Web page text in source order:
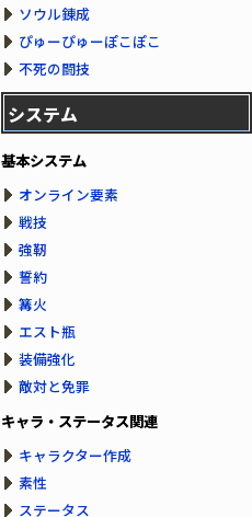
ソウル錬成
ぴゅーぴゅーぽこぽこ
不死の闘技
システム
基本システム
オンライン要素
戦技
強靭
誓約
篝火
エスト瓶
装備強化
敵対と免罪
キャラ・ステータス関連
キャラクター作成
素性
ステータス